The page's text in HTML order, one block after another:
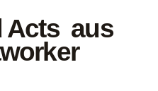
Acts aus